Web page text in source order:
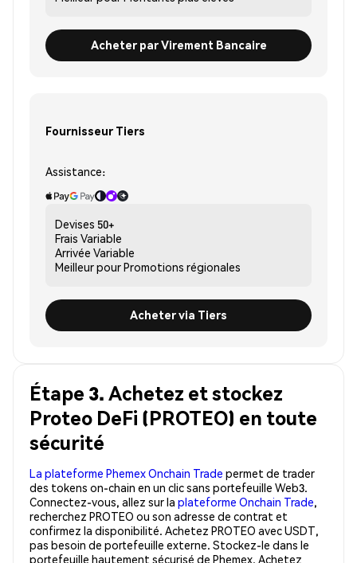
Acheter par Virement Bancaire
Fournisseur Tiers
Assistance:
Devises 50+
Frais Variable
Arrivée Variable
Meilleur pourPromotions régionales
Acheter via Tiers
Étape 3. Achetez et stockez
Proteo DeFi (PROTEO) en toute
sécurité
La plateforme Phemex Onchain Trade permet de trader
des tokens on-chain en un clic sans portefeuille Web3.
Connectez-vous, allez sur la plateforme Onchain Trade,
recherchez PROTEO ou son adresse de contrat et
confirmez la disponibilité. Achetez PROTEO avec USDT,
pas besoin de portefeuille externe. Stockez-le dans le
portefeuille hautement sécurisé de Phemex. Achetez